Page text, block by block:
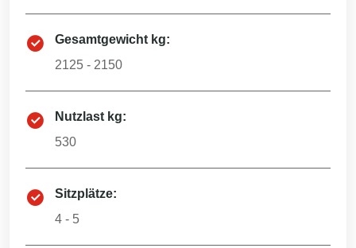
Gesamtgewicht kg:
2125 - 2150
Nutzlast kg:
530
Sitzplätze:
4 - 5